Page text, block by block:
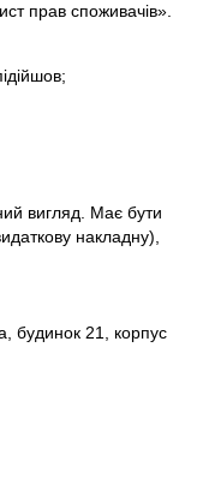
прав споживачів».
вигляд. Має бути
накладну),
будинок 21, корпус